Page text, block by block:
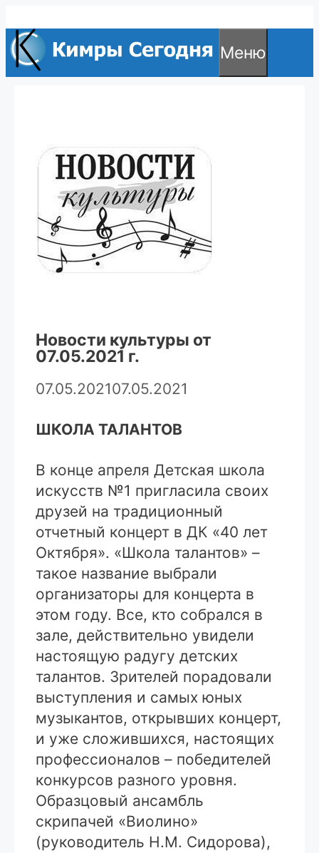
к
содержимому
Меню
Новости культуры от
07.05.2021 г.
07.05.202107.05.2021
ШКОЛА ТАЛАНТОВ
В конце апреля Детская школа
искусств №1 пригласила своих
друзей на традиционный
отчетный концерт в ДК «40 лет
Октября». «Школа талантов» –
такое название выбрали
организаторы для концерта в
этом году. Все, кто собрался в
зале, действительно увидели
настоящую радугу детских
талантов. Зрителей порадовали
выступления и самых юных
музыкантов, открывших концерт,
и уже сложившихся, настоящих
профессионалов – победителей
конкурсов разного уровня.
Образцовый ансамбль
скрипачей «Виолино»
(руководитель Н.М. Сидорова),